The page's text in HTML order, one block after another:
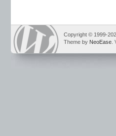
Copyright © 1999-
Theme by NeoEase